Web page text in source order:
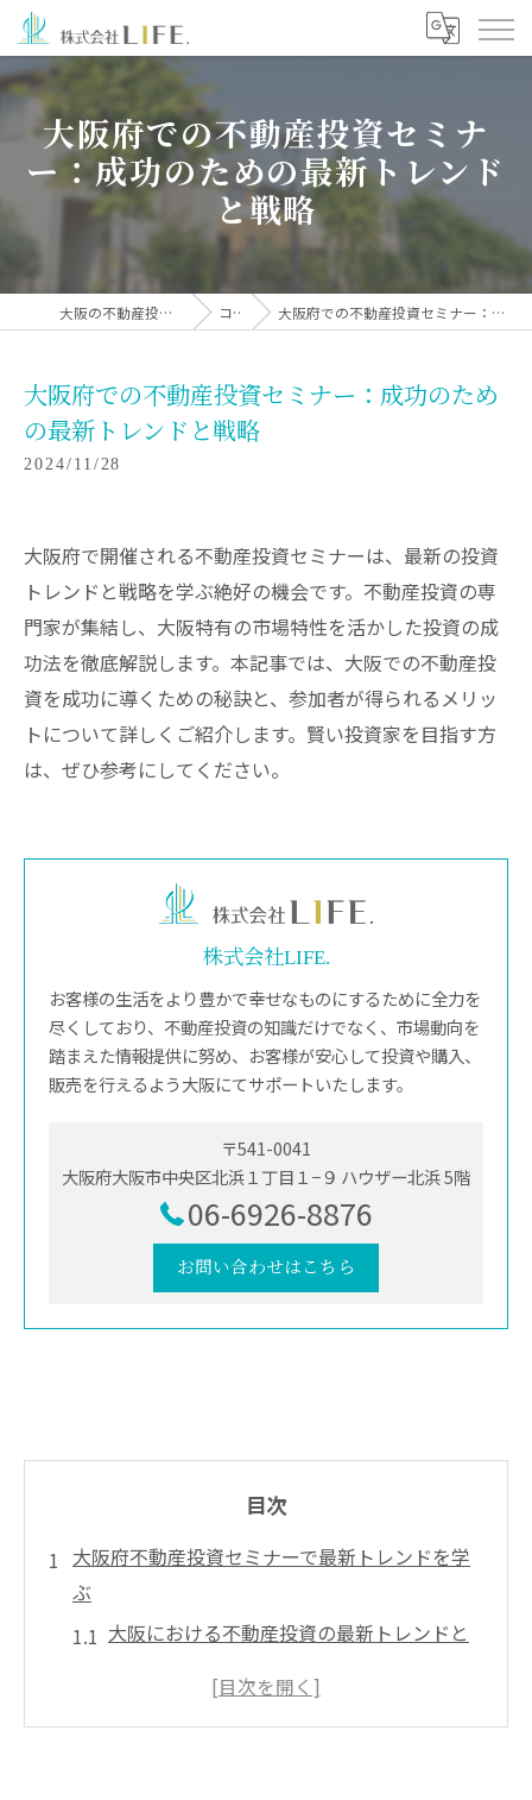
大阪府での不動産投資セミナ
ー：成功のための最新トレンド
と戦略
大阪の不動産投資なら株式会社LIFE. コラム 大阪府での不動産投資セミナー：成功のための最新トレンドと戦略
大阪府での不動産投資セミナー：成功のため
の最新トレンドと戦略
2024/11/28
大阪府で開催される不動産投資セミナーは、最新の投資
トレンドと戦略を学ぶ絶好の機会です。不動産投資の専
門家が集結し、大阪特有の市場特性を活かした投資の成
功法を徹底解説します。本記事では、大阪での不動産投
資を成功に導くための秘訣と、参加者が得られるメリッ
トについて詳しくご紹介します。賢い投資家を目指す方
は、ぜひ参考にしてください。
株式会社LIFE.
お客様の生活をより豊かで幸せなものにするために全力を
尽くしており、不動産投資の知識だけでなく、市場動向を
踏まえた情報提供に努め、お客様が安心して投資や購入、
販売を行えるよう大阪にてサポートいたします。
〒541-0041
大阪府大阪市中央区北浜１丁目１−９ ハウザー北浜 5階
06-6926-8876
お問い合わせはこちら
目次
大阪府不動産投資セミナーで最新トレンドを学
ぶ
大阪における不動産投資の最新トレンドと
セミナーで学ぶ最新の市場分析とその実践